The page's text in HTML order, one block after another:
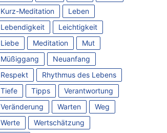
Kurz-Meditation
Leben
Lebendigkeit
Leichtigkeit
Liebe
Meditation
Mut
Müßiggang
Neuanfang
Respekt
Rhythmus des Lebens
Tiefe
Tipps
Verantwortung
Veränderung
Warten
Weg
Werte
Wertschätzung